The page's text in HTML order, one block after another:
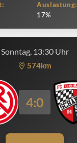
Auslastung:
17%
Sonntag, 13:30 Uhr
574km
4:0